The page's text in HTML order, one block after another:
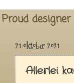
Proud
21 oktober 2021
Allerlei